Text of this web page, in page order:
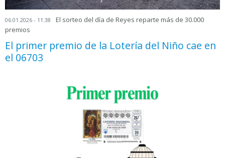
06.01.2026 - 11:38
El sorteo del día de Reyes reparte más de 30.000
premios
El primer premio de la Lotería del Niño cae en
el 06703